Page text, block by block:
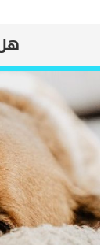
النهاية إلى
على اماكن
المعدة والمريء –
أكثر حدة مما لو
طويل الامد عند
التقيؤ قيء
انتفاخ في البطن
الشهية والوزن